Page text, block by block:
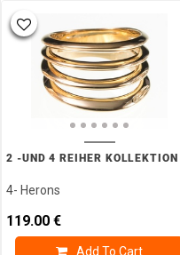
Ring
Ring
Tape
Measure
Stud
Sun
Moon &
Collection
2 -UND 4 REIHER KOLLEKTION
4- Herons
119.00 €
Add To Cart